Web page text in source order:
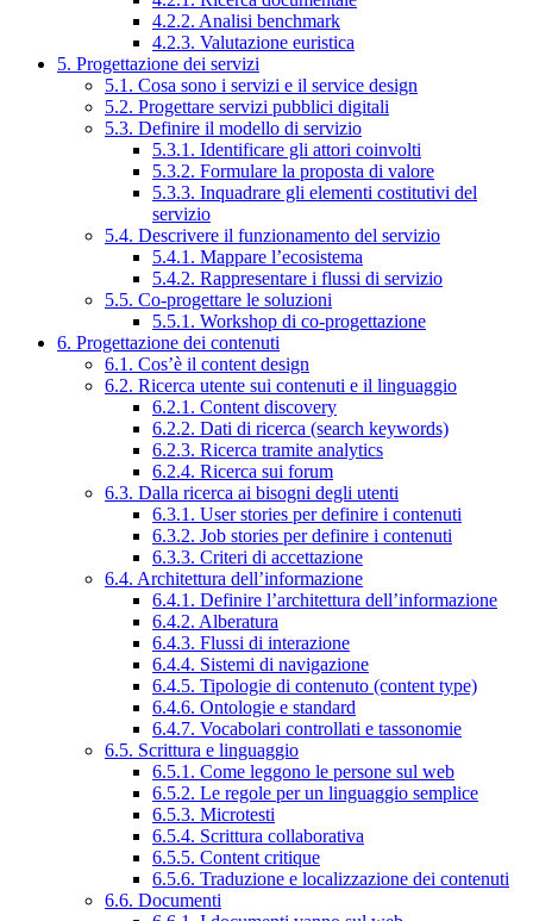
4.2.2. Analisi benchmark
4.2.3. Valutazione euristica
5. Progettazione dei servizi
5.1. Cosa sono i servizi e il service design
5.2. Progettare servizi pubblici digitali
5.3. Definire il modello di servizio
5.3.1. Identificare gli attori coinvolti
5.3.2. Formulare la proposta di valore
5.3.3. Inquadrare gli elementi costitutivi del
servizio
5.4. Descrivere il funzionamento del servizio
5.4.1. Mappare l’ecosistema
5.4.2. Rappresentare i flussi di servizio
5.5. Co-progettare le soluzioni
5.5.1. Workshop di co-progettazione
6. Progettazione dei contenuti
6.1. Cos’è il content design
6.2. Ricerca utente sui contenuti e il linguaggio
6.2.1. Content discovery
6.2.2. Dati di ricerca (search keywords)
6.2.3. Ricerca tramite analytics
6.2.4. Ricerca sui forum
6.3. Dalla ricerca ai bisogni degli utenti
6.3.1. User stories per definire i contenuti
6.3.2. Job stories per definire i contenuti
6.3.3. Criteri di accettazione
6.4. Architettura dell’informazione
6.4.1. Definire l’architettura dell’informazione
6.4.2. Alberatura
6.4.3. Flussi di interazione
6.4.4. Sistemi di navigazione
6.4.5. Tipologie di contenuto (content type)
6.4.6. Ontologie e standard
6.4.7. Vocabolari controllati e tassonomie
6.5. Scrittura e linguaggio
6.5.1. Come leggono le persone sul web
6.5.2. Le regole per un linguaggio semplice
6.5.3. Microtesti
6.5.4. Scrittura collaborativa
6.5.5. Content critique
6.5.6. Traduzione e localizzazione dei contenuti
6.6. Documenti